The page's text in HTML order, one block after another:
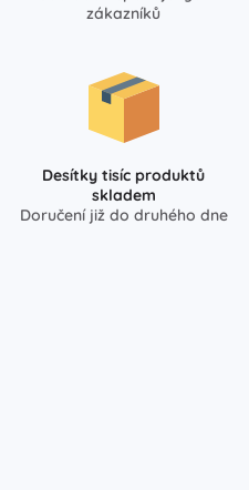
zákazníků
Desítky tisíc produktů
skladem
Doručení již do druhého dne